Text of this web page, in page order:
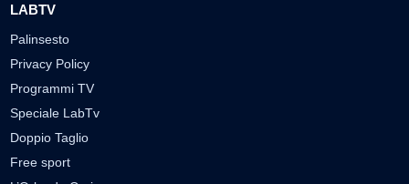
LABTV
Palinsesto
Privacy Policy
Programmi TV
Speciale LabTv
Doppio Taglio
Free sport